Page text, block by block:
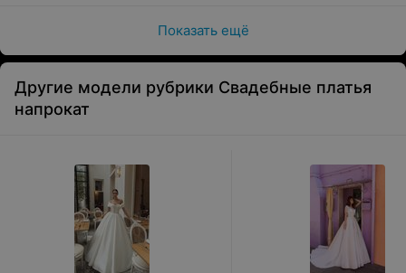
Жемчужный
Песочный
Показать ещё
Другие модели рубрики Свадебные платья
напрокат